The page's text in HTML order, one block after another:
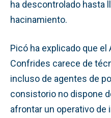
ha descontrolado hasta
hacinamiento.
Picó ha explicado que el
Confrides carece de
incluso de agentes de
consistorio no dispone
afrontar un operativo